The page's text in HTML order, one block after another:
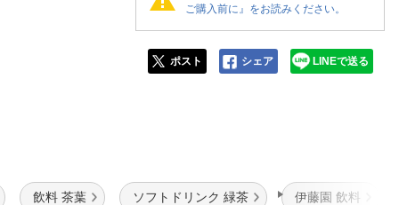
ご購入前に』をお読みください。
ポスト シェア LINEで送る
飲料 茶葉 ソフトドリンク 緑茶 伊藤園 飲料